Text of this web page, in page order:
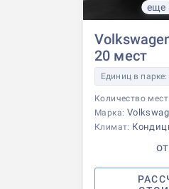
еще
20 мест
Единиц в парке:
Количество мест:
Марка:
Климат:
от